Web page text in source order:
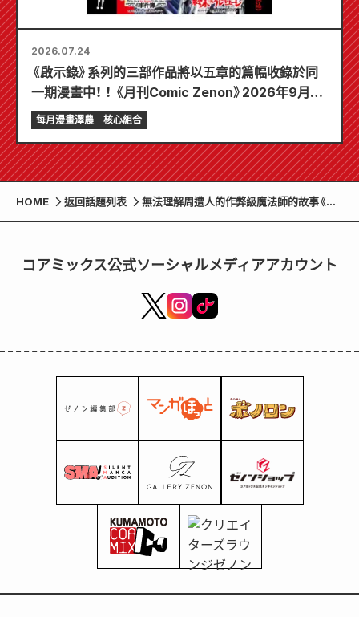
2026.07.24
《啟示錄》系列的三部作品將以五章的篇幅收錄於同
一期漫畫中！ ！ 《月刊Comic Zenon》2026年9月刊
將於7月24日發售！ ！
每月漫畫澤農 核心組合
HOME 返回話題列表
無法理解周遭人的作弊級魔法師的故事《沒
有常識的最強魔法師》第一卷將於3月7日發
コアミックス公式ソーシャルメディアアカウント